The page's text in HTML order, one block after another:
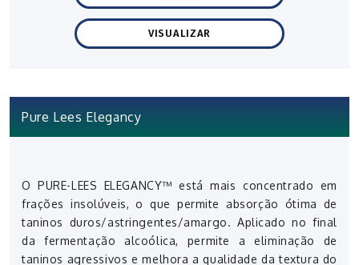
VISUALIZAR
Pure Lees Elegancy
O PURE-LEES ELEGANCY™ está mais concentrado em
frações insolúveis, o que permite absorção ótima de
taninos duros/astringentes/amargo. Aplicado no final
da fermentação alcoólica, permite a eliminação de
taninos agressivos e melhora a qualidade da textura do